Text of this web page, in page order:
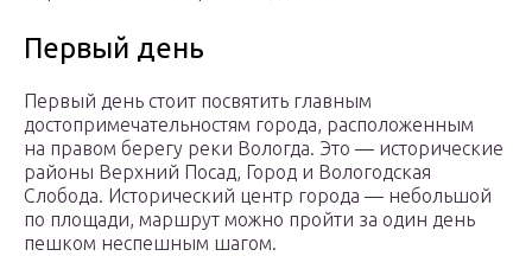
Первый день
Первый день стоит посвятить главным
достопримечательностям города, расположенным
на правом берегу реки Вологда. Это — исторические
районы Верхний Посад, Город и Вологодская
Слобода. Исторический центр города — небольшой
по площади, маршрут можно пройти за один день
пешком неспешным шагом.